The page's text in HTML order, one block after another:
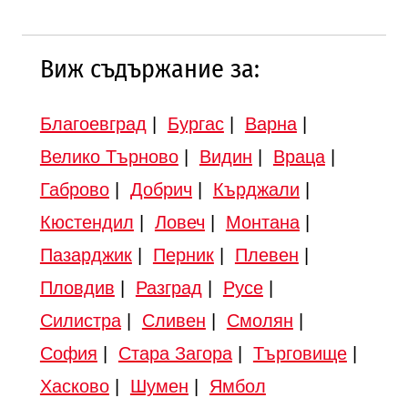
Виж съдържание за:
Благоевград Бургас| Варна|
Велико Търново| Видин Враца|
Габрово| Добрич Кърджали
Кюстендил
Ловеч Монтана|
Пазарджик| Перник| Плевен
Пловдив
Разград Русе|
Силистра| Сливен Смолян
София
Стара Загора| Търговище|
Хасково| Шумен Ямбол